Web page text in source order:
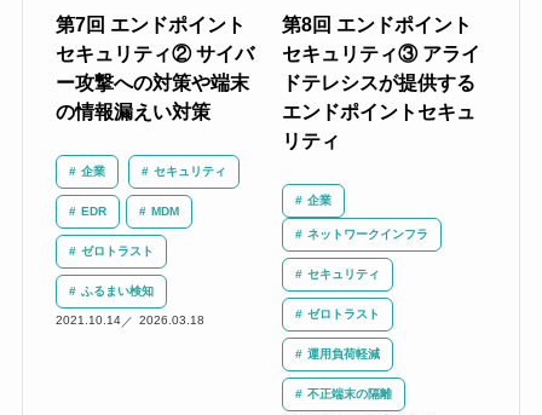
第7回 エンドポイント
セキュリティ② サイバ
ー攻撃への対策や端末
の情報漏えい対策
企業 セキュリティ
EDR MDM
ゼロトラスト
ふるまい検知
2021.10.14 2026.03.18
第8回 エンドポイント
セキュリティ③ アライ
ドテレシスが提供する
エンドポイントセキュ
リティ
企業
ネットワークインフラ
セキュリティ
ゼロトラスト
運用負荷軽減
不正端末の隔離